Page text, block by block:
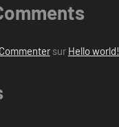
sur Hello world!